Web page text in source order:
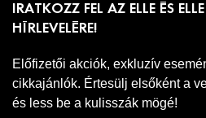
IRATKOZZ FEL AZ ELLE ÉS
HÍRLEVELÉRE!
Előfizetői akciók, exkluzív
cikkajánlók. Értesülj elsőként a
és less be a kulisszák mögé!